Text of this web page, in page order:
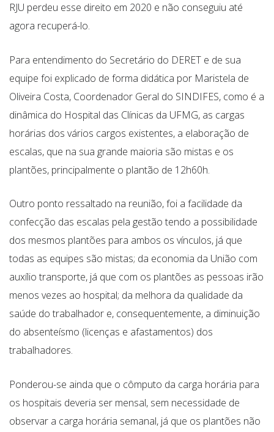
RJU perdeu esse direito em 2020 e não conseguiu até
agora recuperá-lo.
Para entendimento do Secretário do DERET e de sua
equipe foi explicado de forma didática por Maristela de
Oliveira Costa, Coordenador Geral do SINDIFES, como é a
dinâmica do Hospital das Clínicas da UFMG, as cargas
horárias dos vários cargos existentes, a elaboração de
escalas, que na sua grande maioria são mistas e os
plantões, principalmente o plantão de 12h60h.
Outro ponto ressaltado na reunião, foi a facilidade da
confecção das escalas pela gestão tendo a possibilidade
dos mesmos plantões para ambos os vínculos, já que
todas as equipes são mistas; da economia da União com
auxílio transporte, já que com os plantões as pessoas irão
menos vezes ao hospital; da melhora da qualidade da
saúde do trabalhador e, consequentemente, a diminuição
do absenteísmo (licenças e afastamentos) dos
trabalhadores.
Ponderou-se ainda que o cômputo da carga horária para
os hospitais deveria ser mensal, sem necessidade de
observar a carga horária semanal, já que os plantões não